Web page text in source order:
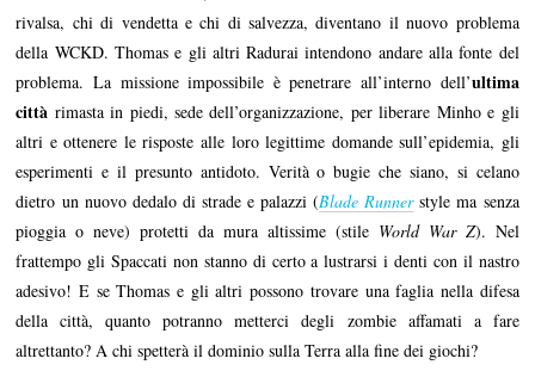
rivalsa, chi di vendetta e chi di salvezza, diventano il nuovo problema
della WCKD. Thomas e gli altri Radurai intendono andare alla fonte del
problema. La missione impossibile è penetrare all’interno dell’ultima
città rimasta in piedi, sede dell’organizzazione, per liberare Minho e gli
altri e ottenere le risposte alle loro legittime domande sull’epidemia, gli
esperimenti e il presunto antidoto. Verità o bugie che siano, si celano
dietro un nuovo dedalo di strade e palazzi (Blade Runnerstyle ma senza
pioggia o neve) protetti da mura altissime (stile World War Z). Nel
frattempo gli Spaccati non stanno di certo a lustrarsi i denti con il nastro
adesivo! E se Thomas e gli altri possono trovare una faglia nella difesa
della città, quanto potranno metterci degli zombie affamati a fare
altrettanto? A chi spetterà il dominio sulla Terra alla fine dei giochi?